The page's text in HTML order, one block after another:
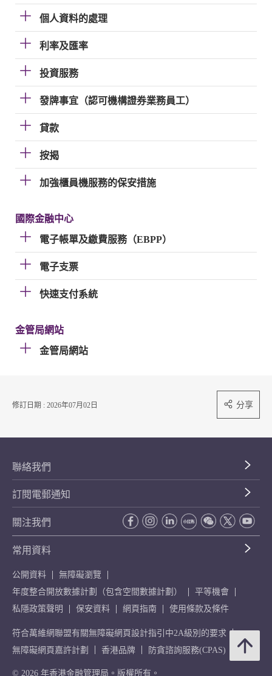
個人資料的處理
利率及匯率
投資服務
發牌事宜（認可機構證券業務員工）
貸款
按揭
加強櫃員機服務的保安措施
國際金融中心
電子帳單及繳費服務（EBPP）
電子支票
快速支付系統
金管局網站
金管局網站
修訂日期 : 2026年07月02日 分享
聯絡我們
訂閱電郵通知
關注我們
常用資料
公開資料
無障礙瀏覽
年度整合開放數據計劃（包含空間數據計劃）
平等機會
私隱政策聲明
保安資料 網頁指南 使用條款及條件
符合萬維網聯盟有關無障礙網頁設計指引中2A級別的要求
無障礙網頁嘉許計劃
香港品牌 防貪諮詢服務(CPAS)
© 2026 年香港金融管理局。版權所有。